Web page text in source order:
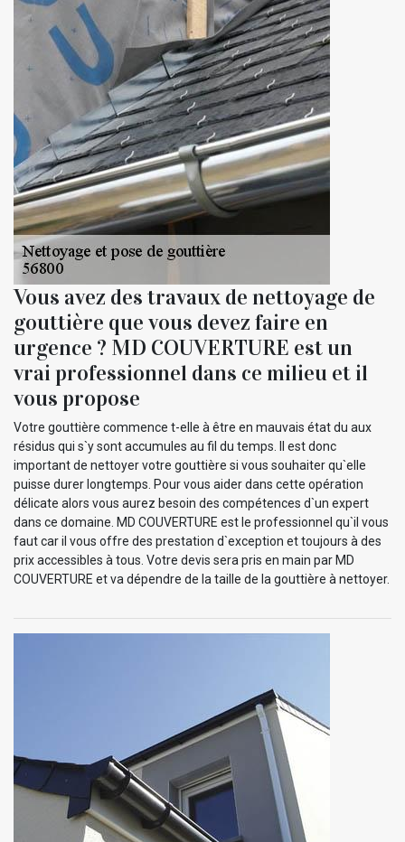
Vous avez des travaux de nettoyage de
gouttière que vous devez faire en
urgence ? MD COUVERTURE est un
vrai professionnel dans ce milieu et il
vous propose
Votre gouttière commence t-elle à être en mauvais état du aux
résidus qui s`y sont accumules au fil du temps. Il est donc
important de nettoyer votre gouttière si vous souhaiter qu`elle
puisse durer longtemps. Pour vous aider dans cette opération
délicate alors vous aurez besoin des compétences d`un expert
dans ce domaine. MD COUVERTURE est le professionnel qu`il vous
faut car il vous offre des prestation d`exception et toujours à des
prix accessibles à tous. Votre devis sera pris en main par MD
COUVERTURE et va dépendre de la taille de la gouttière à nettoyer.